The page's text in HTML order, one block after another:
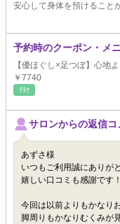
安心して身体を預けること
予約時のクーポン・メ
【優ほぐし×足つぼ】心地
￥7740
ﾘﾗｸ
サロンからの返信コ
あずさ様
いつもご利用誠にありが
嬉しい口コミも感謝です
今回は以前よりもかなり
脚周りもかなりむくみが